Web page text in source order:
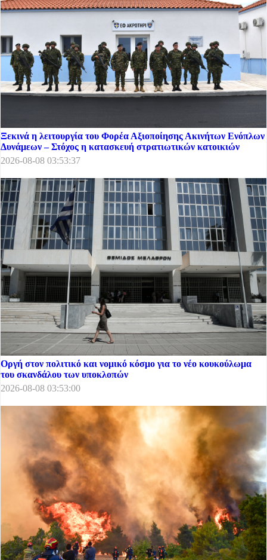
Ξεκινά η λειτουργία του Φορέα Αξιοποίησης Ακινήτων Ενόπλων
Δυνάμεων – Στόχος η κατασκευή στρατιωτικών κατοικιών
2026-08-08 03:53:37
Οργή στον πολιτικό και νομικό κόσμο για το νέο κουκούλωμα
του σκανδάλου των υποκλοπών
2026-08-08 03:53:00